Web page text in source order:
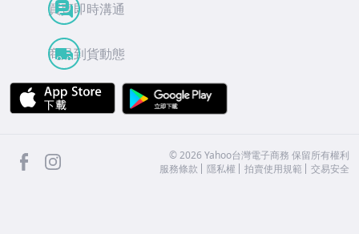
買賣即時溝通
商品到貨動態
APP Store
facebook ©2026 Yahoo台灣電子商務 保留所有權利
服務條款
隱私權 拍賣使用規範 交易安全